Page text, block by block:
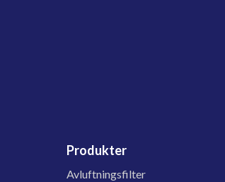
Produkter
Avluftningsfilter